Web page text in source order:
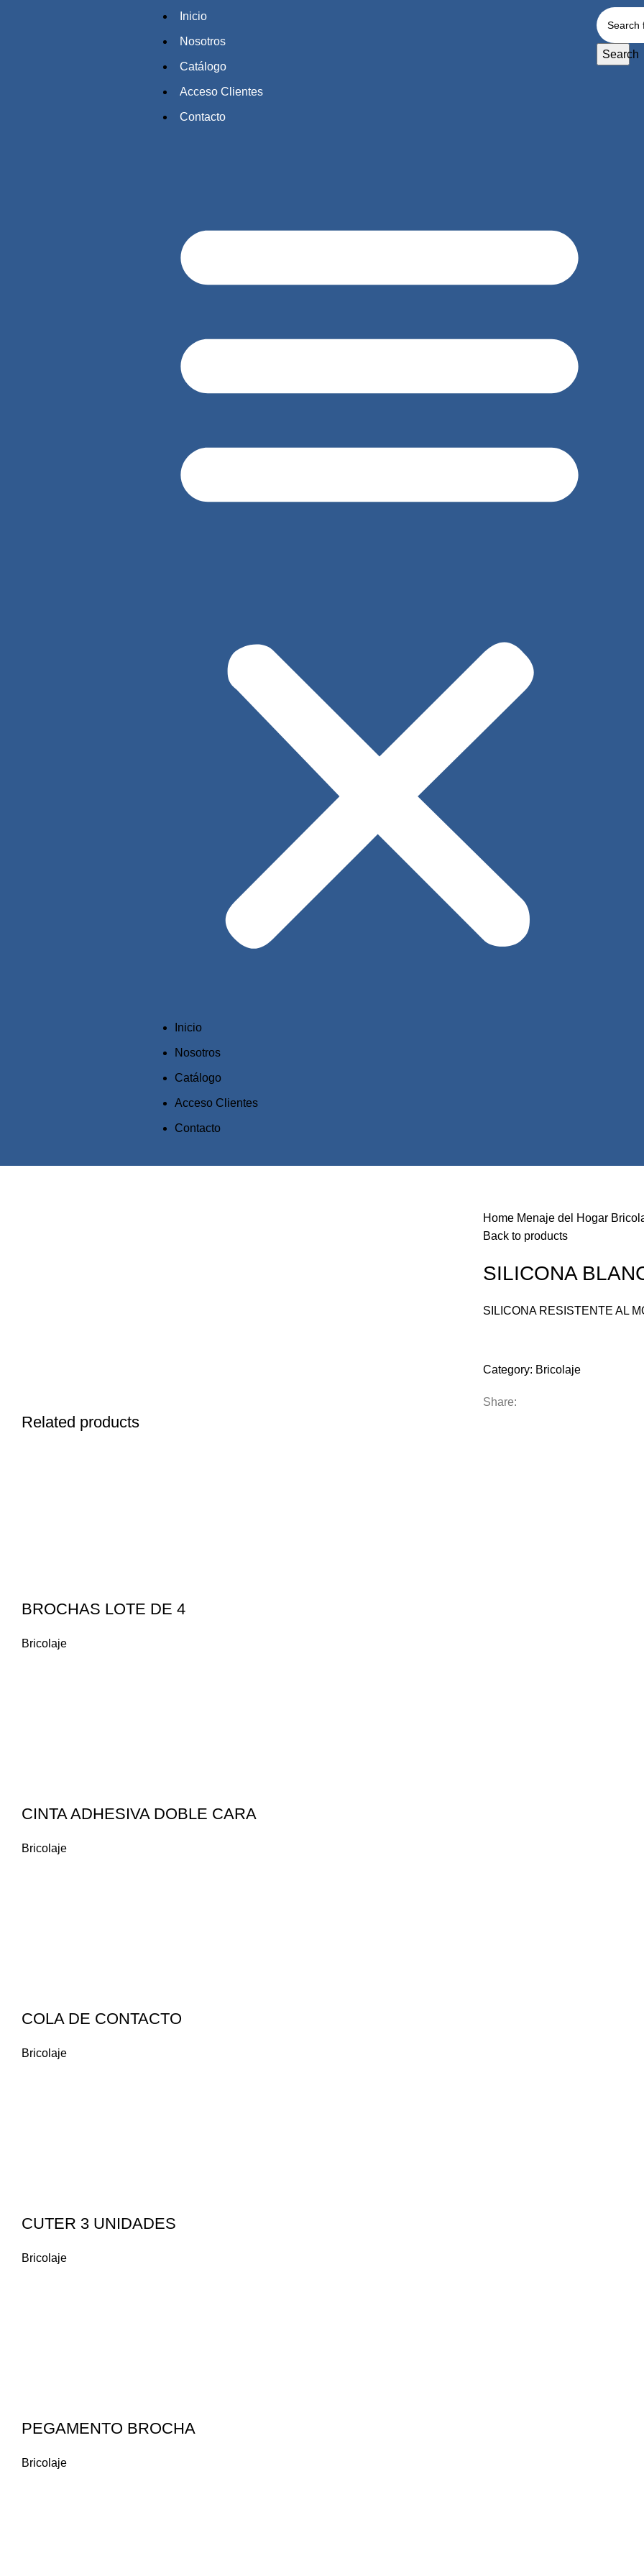
Inicio
Nosotros
Catálogo
Acceso Clientes
Contacto
Inicio
Nosotros
Catálogo
Acceso Clientes
Contacto
Search
Home Menaje del Hogar
Back to products
SILICONA
SILICONA RESISTENTE AL
Category: Bricolaje
Share:
Related products
BROCHAS LOTE DE 4
Bricolaje
CINTA ADHESIVA DOBLE CARA
Bricolaje
COLA DE CONTACTO
Bricolaje
CUTER 3 UNIDADES
Bricolaje
PEGAMENTO BROCHA
Bricolaje